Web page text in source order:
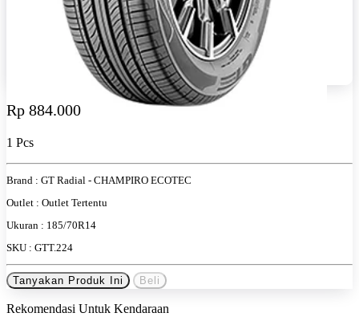
Rp 884.000
1 Pcs
Brand : GT Radial - CHAMPIRO ECOTEC
Outlet : Outlet Tertentu
Ukuran : 185/70R14
SKU : GTT.224
Tanyakan Produk Ini Beli
Rekomendasi Untuk Kendaraan